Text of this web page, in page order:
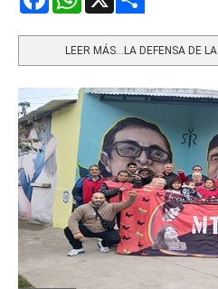
LEER MÁS…LA DEFENSA DE